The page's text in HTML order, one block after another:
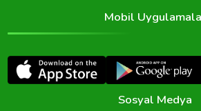
Mobil
Sosyal Medya